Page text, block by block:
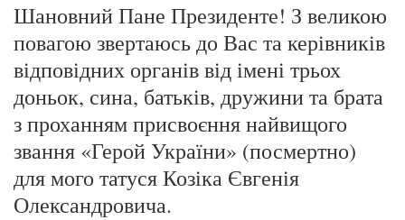
Шановний Пане Президенте! З великою
повагою звертаюсь до Вас та керівників
відповідних органів від імені трьох
доньок, сина, батьків, дружини та брата
з проханням присвоєння найвищого
звання «Герой України» (посмертно)
для мого татуся Козіка Євгенія
Олександровича.